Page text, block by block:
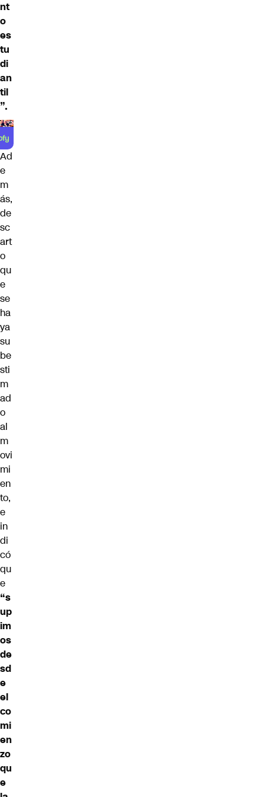
nt
o
es
tu
di
an
til
”.
Ad
e
m
ás,
de
sc
art
o
qu
e
se
ha
ya
su
be
sti
m
ad
o
al
m
ovi
mi
en
to,
e
in
di
có
qu
e
“s
up
im
os
de
sd
e
el
co
mi
en
zo
qu
e